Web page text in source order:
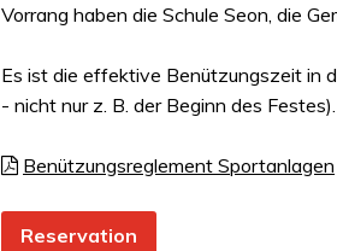
Vorrang haben die Schule Seon, die
Es ist die effektive Benützungszeit in
- nicht nur z. B. der Beginn des Festes).
Benützungsreglement Sportanlagen
Reservation